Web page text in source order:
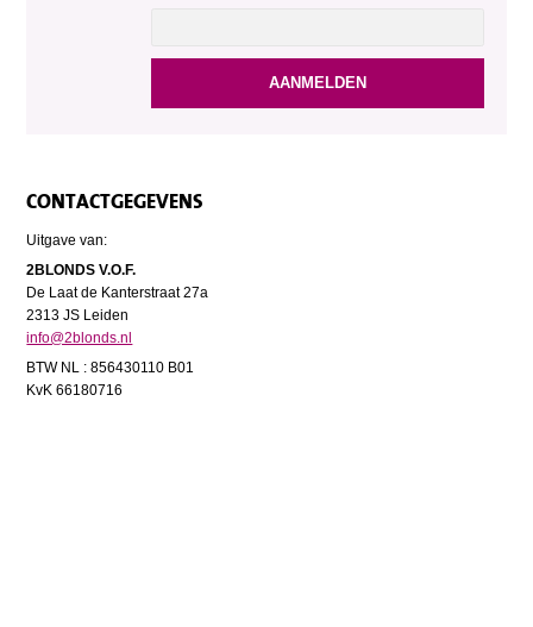
CONTACTGEGEVENS
Uitgave van:
2BLONDS V.O.F.
De Laat de Kanterstraat 27a
2313 JS Leiden
info@2blonds.nl
BTW NL : 856430110 B01
KvK 66180716